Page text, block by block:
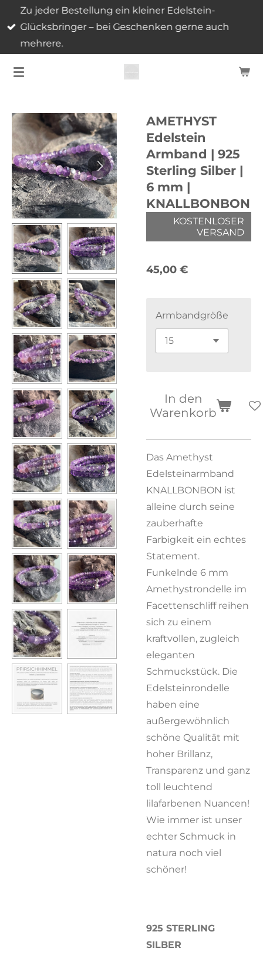
Zum
Hauptinhalt
springen
Zu jeder Bestellung ein kleiner Edelstein-
Glücksbringer – bei Geschenken gerne auch
mehrere.
AMETHYST
Edelstein
Armband | 925
Sterling Silber |
6 mm |
KNALLBONBON
KOSTENLOSER
VERSAND
45,00 €
Armbandgröße
In den
Warenkorb
Das Amethyst
Edelsteinarmband
KNALLBONBON ist
alleine durch seine
zauberhafte
Farbigkeit ein echtes
Statement.
Funkelnde 6 mm
Amethystrondelle im
Facettenschliff reihen
sich zu einem
kraftvollen, zugleich
eleganten
Schmuckstück. Die
Edelsteinrondelle
haben eine
außergewöhnlich
schöne Qualität mit
hoher Brillanz,
Transparenz und ganz
toll leuchtend
lilafarbenen Nuancen!
Wie immer ist unser
echter Schmuck in
natura noch viel
schöner!
925 STERLING
SILBER